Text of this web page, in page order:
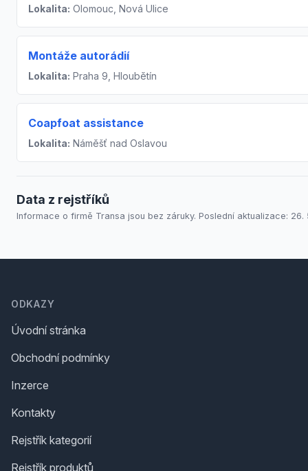
Lokalita: Olomouc, Nová Ulice
Montáže autorádií
Lokalita: Praha 9, Hloubětín
Coapfoat assistance
Lokalita: Náměšť nad Oslavou
Data z rejstříků
Informace o firmě Transa jsou bez záruky. Poslední aktualizace: 26.
ODKAZY
Úvodní stránka
Obchodní podmínky
Inzerce
Kontakty
Rejstřík kategorií
Rejstřík produktů